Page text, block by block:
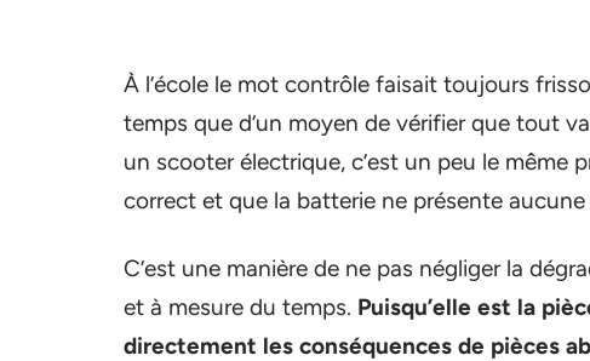
À l’école le mot contrôle faisait toujours
temps que d’un moyen de vérifier que tout
un scooter électrique, c’est un peu le même
correct et que la batterie ne présente
C’est une manière de ne pas négliger la
et à mesure du temps. Puisqu’elle est la
directement les conséquences de pièces